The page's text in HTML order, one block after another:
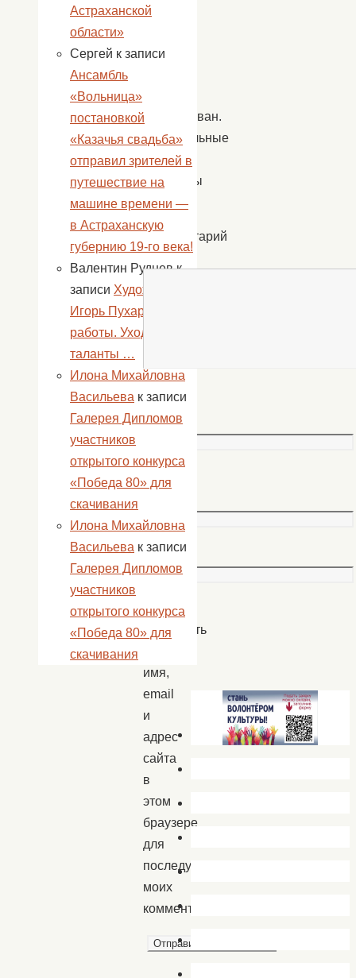
Ваш
email
опубликован.
Обязательные
поля
помечены
*
Комментарий
Имя
*
Сайт
Сохранить
имя,
email
и
адрес
сайта
в
этом
браузере
для
последующих
моих
комментариев.
Астраханской
области»
Сергей к записи
Ансамбль
«Вольница»
постановкой
«Казачья свадьба»
отправил зрителей в
путешествие на
машине времени —
в Астраханскую
губернию 19-го века!
Валентин Рудневк
записи Художник
Игорь Пухарт и его
работы. Уходят
таланты …
Илона Михайловна
Васильева к записи
Галерея Дипломов
участников
открытого конкурса
«Победа 80» для
скачивания
Илона Михайловна
Васильева к записи
Галерея Дипломов
участников
открытого конкурса
«Победа 80» для
скачивания